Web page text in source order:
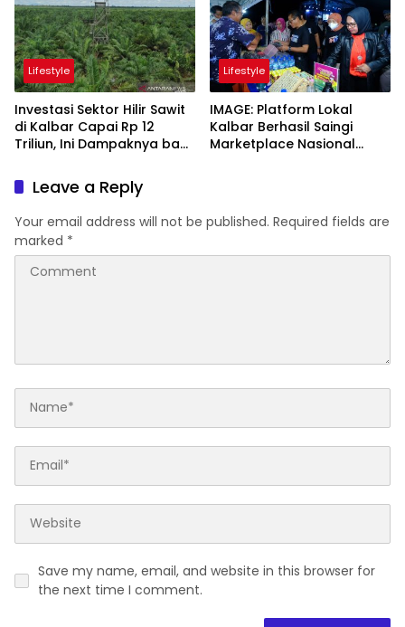
Lifestyle
Investasi Sektor Hilir Sawit
di Kalbar Capai Rp 12
Triliun, Ini Dampaknya bagi
Lifestyle
IMAGE: Platform Lokal
Kalbar Berhasil Saingi
Marketplace Nasional
Leave a Reply
Your email address will not be published. Required fields are
marked *
Save my name, email, and website in this browser for
the next time I comment.